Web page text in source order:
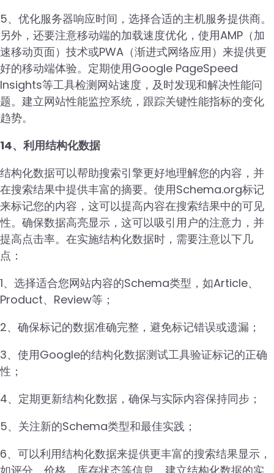
5、优化服务器响应时间，选择合适的主机服务提供商。
另外，还要注意移动端的加载速度优化，使用AMP（加
速移动页面）技术或PWA（渐进式网络应用）来提供更
好的移动端体验。定期使用Google PageSpeed
Insights等工具检测网站速度，及时发现和解决性能问
题。建立网站性能监控系统，跟踪关键性能指标的变化
趋势。
14、利用结构化数据
结构化数据可以帮助搜索引擎更好地理解您的内容，并
在搜索结果中提供丰富的摘要。使用Schema.org标记
来标记您的内容，这可以提高内容在搜索结果中的可见
性。确保数据高亮显示，这可以吸引用户的注意力，并
提高点击率。在实施结构化数据时，需要注意以下几
点：
1、选择适合您网站内容的Schema类型，如Article、
Product、Review等；
2、确保标记的数据准确完整，避免标记错误或遗漏；
3、使用Google的结构化数据测试工具验证标记的正确
性；
4、定期更新结构化数据，确保与实际内容保持同步；
5、关注新的Schema类型和最佳实践；
6、可以利用结构化数据来提供更丰富的搜索结果显示，